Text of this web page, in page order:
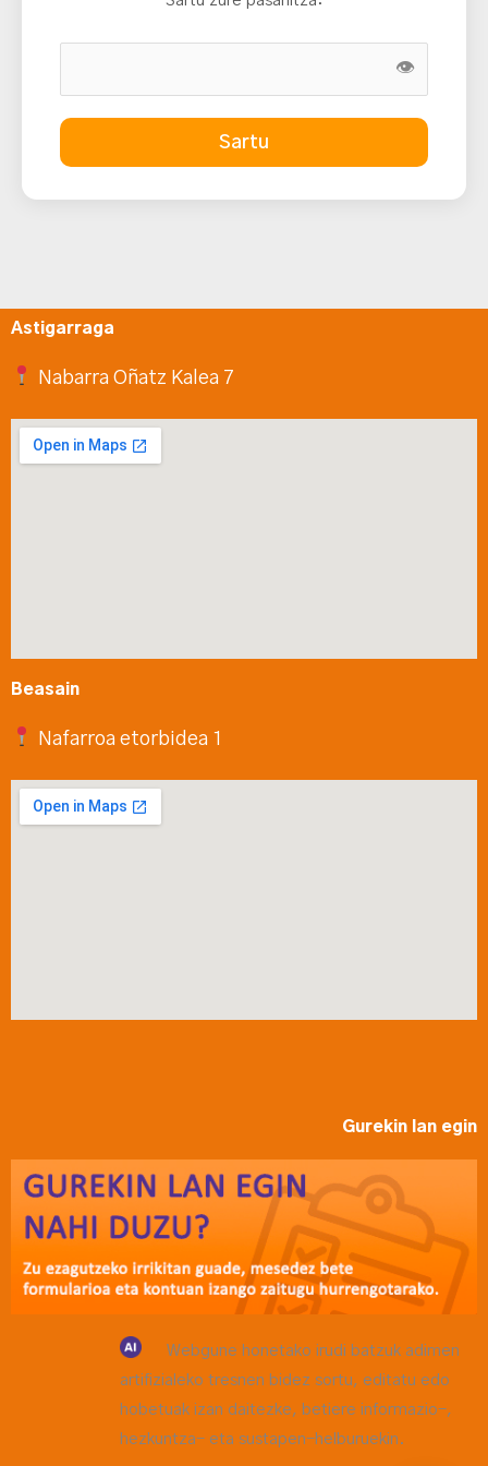
👁
Sartu
Astigarraga
Nabarra Oñatz Kalea 7
Beasain
Nafarroa etorbidea 1
Gurekin lan egin
Webgune honetako irudi batzuk adimen
artifizialeko tresnen bidez sortu, editatu edo
hobetuak izan daitezke, betiere informazio-,
hezkuntza- eta sustapen-helburuekin.